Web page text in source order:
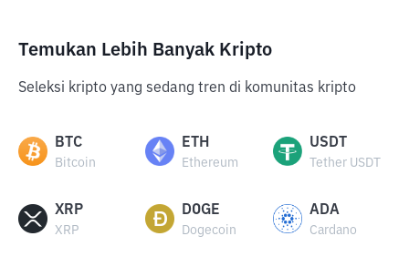
Temukan Lebih Banyak Kripto
Seleksi kripto yang sedang tren di komunitas kripto
BTC
Bitcoin
ETH
Ethereum
USDT
Tether USDT
XRP
XRP
DOGE
Dogecoin
ADA
Cardano